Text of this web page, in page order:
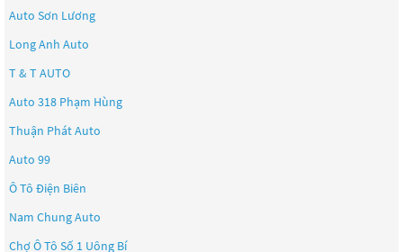
Auto Sơn Lương
Long Anh Auto
T & T AUTO
Auto 318 Phạm Hùng
Thuận Phát Auto
Auto 99
Ô Tô Điện Biên
Nam Chung Auto
Chợ Ô Tô Số 1 Uông Bí